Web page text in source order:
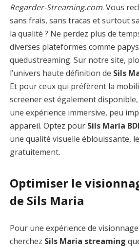
Regarder-Streaming.com. Vous
sans frais, sans tracas et surtout
la qualité ? Ne perdez plus de
diverses plateformes comme
quedustreaming. Sur notre site,
l’univers haute définition de Sils
Et pour ceux qui préfèrent la
screener est également
une expérience immersive, peu
appareil. Optez pour Sils Maria
une qualité visuelle éblouissante,
gratuitement.
Optimiser le
de Sils Maria
Pour une expérience de
cherchez Sils Maria streaming